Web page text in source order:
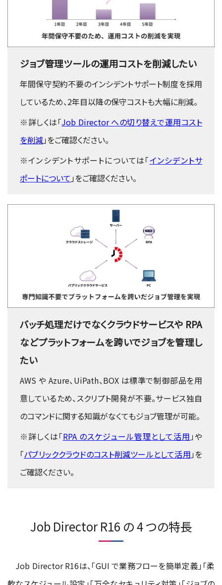
ジョブ管理ツールの運用コストを削減したい
年間保守契約不要のインシデントサポート制度を採用
しているため、2年目以降の保守コストも大幅に削減。
※詳しくは「Job Director への切り替えで運用コスト
を削減」をご確認ください。
※インシデントサポートについては「インシデントサ
ポートについて」をご確認ください。
バッチ処理だけでなくクラウドサービスや RPA
などプラットフォームを跨いでジョブを管理し
たい
AWS や Azure、UiPath、BOX は標準で制御部品を用
意しているため、スクリプト開発が不要。サービス独自
のコマンドに関する知識がなくてもジョブ管理が可能。
※詳しくは「RPA のスケジュール管理として活用」や
「パブリッククラウドのコスト削減ツールとして活用」を
ご確認ください。
Job Director R16 の 4 つの特長
Job Director R16は、「GUI で業務フローを簡単定義」「柔